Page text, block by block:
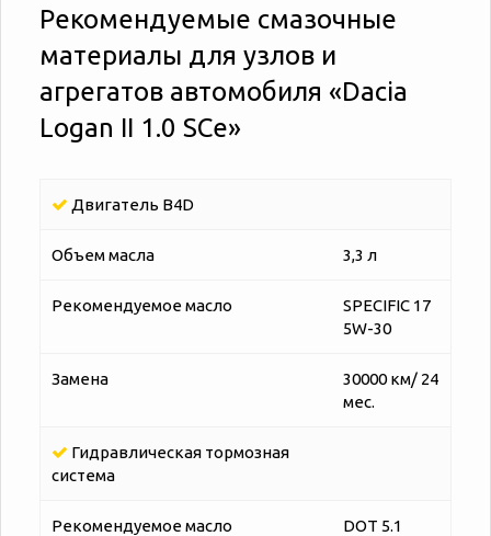
Рекомендуемые смазочные
материалы для узлов и
агрегатов автомобиля «‎‎Dacia
Logan II 1.0 SCe»
Двигатель B4D
Объем масла 3,3 л
Рекомендуемое масло
SPECIFIC 17
5W-30
Замена
30000 км/ 24
мес.
Гидравлическая тормозная
система
Рекомендуемое масло DOT 5.1